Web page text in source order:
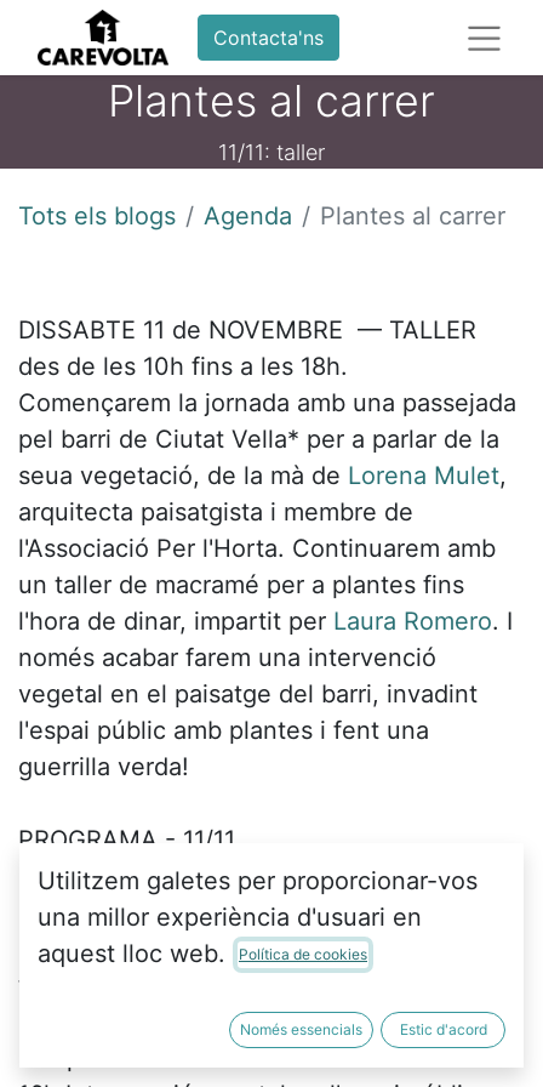
Contacta'ns
Plantes al carrer
11/11: taller
Tots els blogs Agenda Plantes al carrer
DISSABTE 11 de NOVEMBRE — TALLER
des de les 10h fins a les 18h.
Començarem la jornada amb una passejada
pel barri de Ciutat Vella* per a parlar de la
seua vegetació, de la mà de Lorena Mulet,
arquitecta paisatgista i membre de
l'Associació Per l'Horta. Continuarem amb
un taller de macramé per a plantes fins
l'hora de dinar, impartit per Laura Romero. I
només acabar farem una intervenció
vegetal en el paisatge del barri, invadint
l'espai públic amb plantes i fent una
guerrilla verda!
PROGRAMA - 11/11
10h Ruta sobre les plantes i la
infraestructura verda de Ciutat Vella
11,30-14h Taller: crea un macramé per a les
teues plantes! (i les del veïnat)
14,30h Dinar de germanor: porta per a
Utilitzem galetes per proporcionar-vos
una millor experiència d'usuari en
aquest lloc web.
Política de cookies
Només essencials Estic d'acord